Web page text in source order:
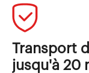
Transport
jusqu'à 20